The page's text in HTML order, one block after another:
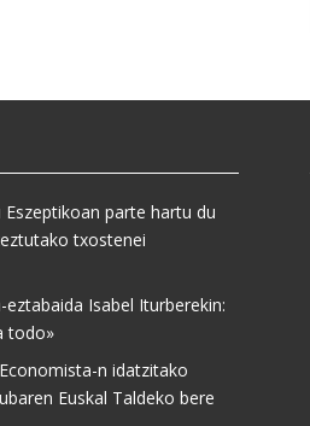
parte hartu du
txostenei
Isabel Iturberekin:
todo»
n idatzitako
Euskal Taldeko bere